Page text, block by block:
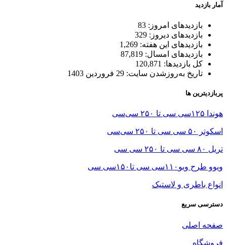
آمار بازدید
بازدیدهای امروز: 83
بازدیدهای دیروز: 329
بازدیدهای این هفته: 1,269
بازدیدهای امسال: 87,819
کل بازدیدها: 120,871
تاریخ به‌روزشدن سایت: 29 فروردین 1403
پربازدیترین ها
هوندا ۱۲۵سی سی تا ۲۵۰ سی‌سی
اسکوتر ۵۰ سی سی تا ۲۵۰ سی‌سی
تریل ۸۰ سی سی تا ۲۵۰ سی سی
ویوو طرح ویو۱۱۰سی سی تا۱۵۰سی سی
انواع باطری و لاستیک
دسترسی سریع
صفحه اصلی
فروشگاه